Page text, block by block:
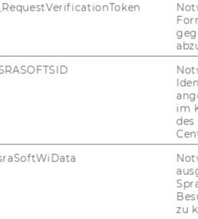
ZULASSUNG
FÜR
UND
SCHULEN UND
im
des
zu